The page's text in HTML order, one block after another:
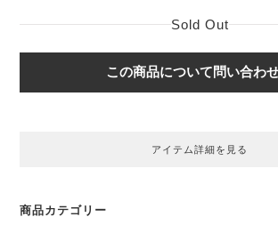
Sold Out
この商品について問い合わ
アイテム詳細を見る
商品カテゴリー